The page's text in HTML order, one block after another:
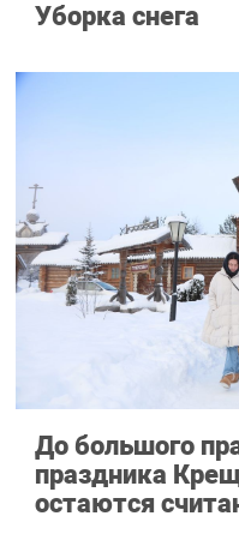
Уборка снега
До большого
праздника
остаются